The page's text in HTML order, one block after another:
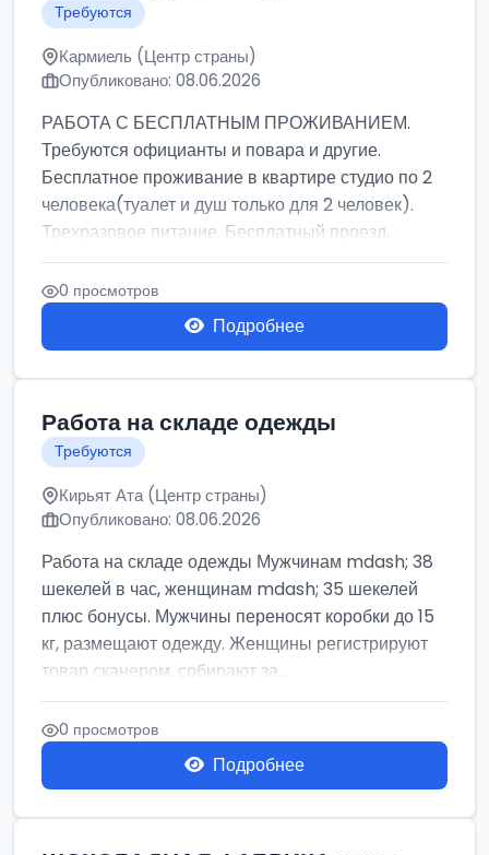
Требуются
Кармиель (Центр страны)
Опубликовано: 08.06.2026
РАБОТА С БЕСПЛАТНЫМ ПРОЖИВАНИЕМ.
Требуются официанты и повара и другие.
Бесплатное проживание в квартире студио по 2
человека(туалет и душ только для 2 человек).
Трехразовое питание. Бесплатный проезд...
0 просмотров
Подробнее
Работа на складе одежды
Требуются
Кирьят Ата (Центр страны)
Опубликовано: 08.06.2026
Работа на складе одежды Мужчинам mdash; 38
шекелей в час, женщинам mdash; 35 шекелей
плюс бонусы. Мужчины переносят коробки до 15
кг, размещают одежду. Женщины регистрируют
товар сканером, собирают за...
0 просмотров
Подробнее